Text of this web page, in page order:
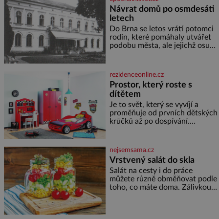
zakysané sm
Návrat domů po osmdesáti
letech
Do Brna se letos vrátí potomci
rodin, které pomáhaly utvářet
podobu města, ale jejichž osudy
Placzek, Löw-Beer, Fuhrmann,
Kohn a Stiassni se stanou
jednou z hlavních
dramaturgických linií festivalu
židovské kultury ŠTETL FEST
2026. Některé návraty nejsou
jednoduché. Místa, která si
rezidenceonline.cz
Prostor, který roste s
dítětem
Je to svět, který se vyvíjí a
proměňuje od prvních dětských
krůčků až po dospívání.
soustředění i odpočinek a
reaguje na každou etapu života
a specifické potřeby dítěte. Pro
nejmenší je klíčová
jednoduchost, měkkost a
bezpečí, proto by pokoj
nejsemsama.cz
Vrstvený salát do skla
Salát na cesty i do práce
můžete různě obměňovat podle
toho, co máte doma. Zálivkou